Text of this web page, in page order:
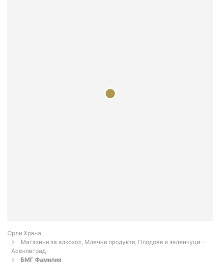
Орли Храна
Магазини за алкохол, Млечни продукти, Плодове и зеленчуци -
Асеновград
БМГ Фамилия